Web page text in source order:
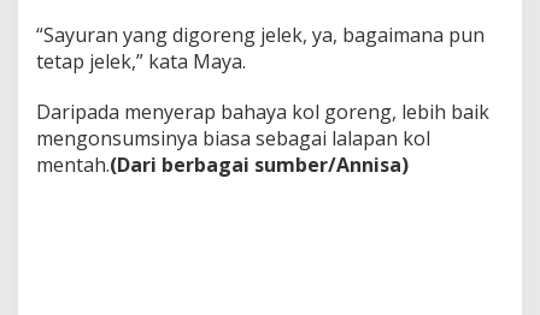
“Sayuran yang digoreng jelek, ya, bagaimana pun
tetap jelek,” kata Maya.
Daripada menyerap bahaya kol goreng, lebih baik
mengonsumsinya biasa sebagai lalapan kol
mentah.(Dari berbagai sumber/Annisa)